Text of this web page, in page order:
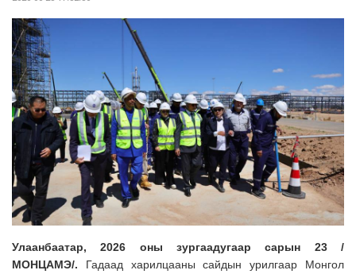
Улаанбаатар, 2026 оны зургаадугаар сарын 23 /
МОНЦАМЭ/. Гадаад харилцааны сайдын урилгаар Монгол